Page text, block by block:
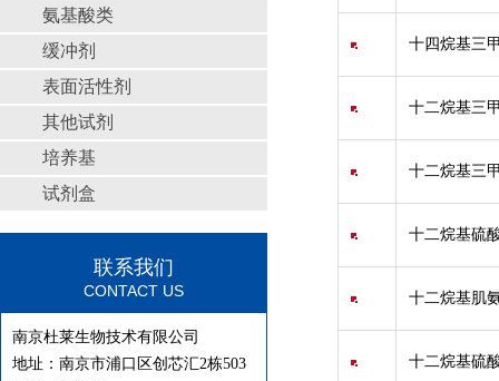
氨基酸类
缓冲剂
表面活性剂
其他试剂
培养基
试剂盒
联系我们
CONTACT US
南京杜莱生物技术有限公司
地址：南京市浦口区创芯汇2栋503
十四烷基三
十二烷基三
十二烷基三
十二烷基硫
十二烷基肌
十二烷基硫